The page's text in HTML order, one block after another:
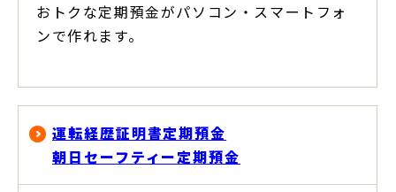
おトクな定期預金がパソコン・スマートフォ
ンで作れます。
運転経歴証明書定期預金
朝日セーフティー定期預金